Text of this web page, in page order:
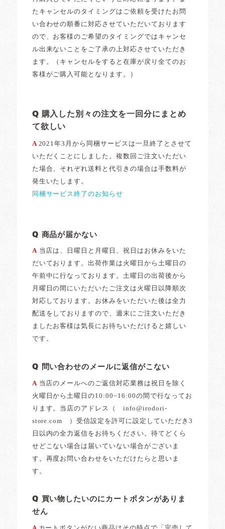
たキャンセルのタイミングはご依頼を受けたお問
い合わせの順番に対応させていただいております
ので、お客様のご希望のタイミングではキャンセ
ル出来ないことをご了承の上対応させていただき
ます。（キャンセルをすると在庫が戻り全てのお
客様がご購入可能となります。）
Q 購入した別々の注文を一回分にまとめ
て欲しい
A 2021年3月から同梱サービスは一旦終了とさせて
いただくことにしました。複数回ご注文いただい
た場合、それぞれ送料と代引きの場合は手数料が
発生いたします。
同梱サービス終了のお知らせ
Q 商品が届かない
A当店は、日曜日と月曜日、祝日はお休みをいた
だいております。出荷作業は火曜日から土曜日の
午前中に行なっております。土曜日の出荷後から
月曜日の間にいただいたご注文は火曜日以降順次
対応しております。お休みをいただいた後は全力
配送をしておりますので、週末にご注文いただき
ましたお客様は気長にお待ちいただけると嬉しい
です。
Q 問い合わせのメールに返信がこない
A 当店のメールへのご返信対応業務は祝日を除く
火曜日から土曜日の10:00~16:00の間で行なってお
ります。当店のアドレス（ info@irodori-
store.com ）受信設定を許可に設定していただき3
日以内の全力返信をお待ちください。待てどくら
せどこない場合は届いていない場合がございま
す。再度お問い合わせをいただけたらと思いま
す。
Q 買い物したいのにカートボタンがありま
せん